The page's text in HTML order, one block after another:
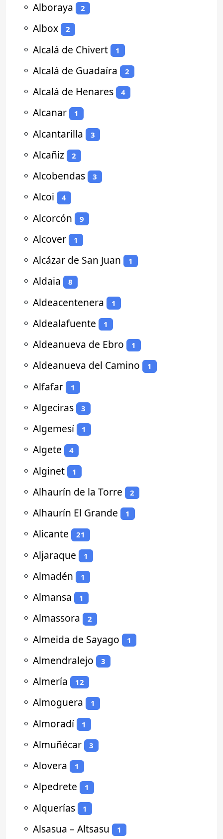
⚬ Alboraya 2
⚬ Albox 2
⚬ Alcalá de Chivert 1
⚬ Alcalá de Guadaíra 2
⚬ Alcalá de Henares 4
⚬ Alcanar 1
⚬ Alcantarilla 3
⚬ Alcañiz 2
⚬ Alcobendas 3
⚬ Alcoi 4
⚬ Alcorcón 9
⚬ Alcover 1
⚬ Alcázar de San Juan 1
⚬ Aldaia 8
⚬ Aldeacentenera 1
⚬ Aldealafuente 1
⚬ Aldeanueva de Ebro 1
⚬ Aldeanueva del Camino 1
⚬ Alfafar 1
⚬ Algeciras 3
⚬ Algemesí 1
⚬ Algete 4
⚬ Alginet 1
⚬ Alhaurín de la Torre 2
⚬ Alhaurín El Grande 1
⚬ Alicante 21
⚬ Aljaraque 1
⚬ Almadén 1
⚬ Almansa 1
⚬ Almassora 2
⚬ Almeida de Sayago 1
⚬ Almendralejo 3
⚬ Almería 12
⚬ Almoguera 1
⚬ Almoradí 1
⚬ Almuñécar 3
⚬ Alovera 1
⚬ Alpedrete 1
⚬ Alquerías 1
⚬ Alsasua – Altsasu 1